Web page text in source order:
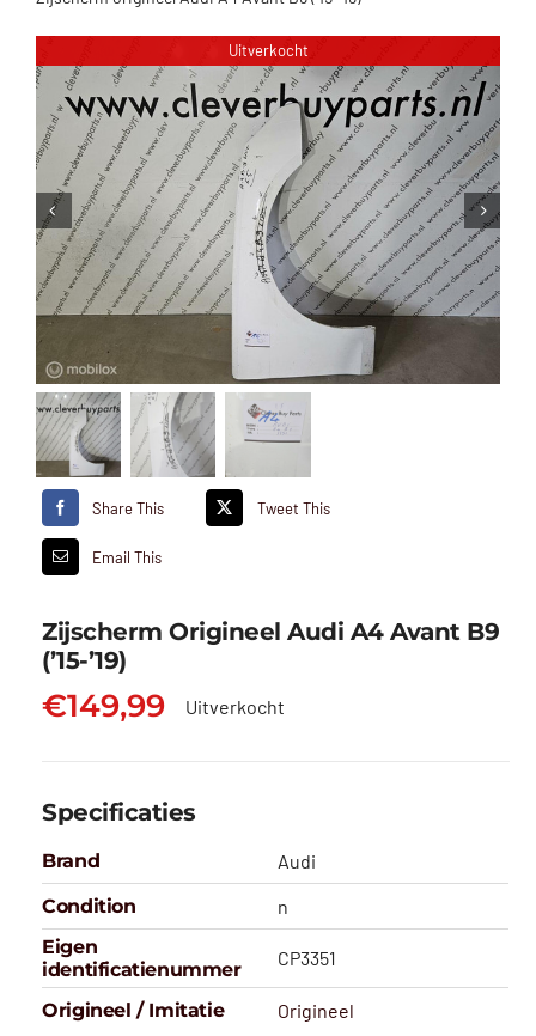
Uitverkocht
Share This Tweet This
Email This
Zijscherm Origineel Audi A4 Avant B9
(’15-’19)
€149,99 Uitverkocht
Specificaties
Brand
Audi
Condition
n
Eigen
identificatienummer
CP3351
Origineel / Imitatie
Origineel